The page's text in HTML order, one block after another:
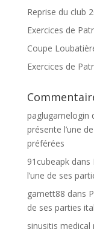
Reprise du club
Exercices de
Coupe
Exercices de
paglugamelogin
présente l’une
préférées
91cubeapkdans
l’une de ses
gamett88 dans
de ses parties
sinusitis medical